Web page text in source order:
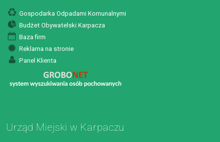
Gospodarka Odpadami Komunalnymi
Budżet Obywatelski Karpacza
Baza firm
Reklama na stronie
Panel Klienta
Urząd Miejski w Karpaczu